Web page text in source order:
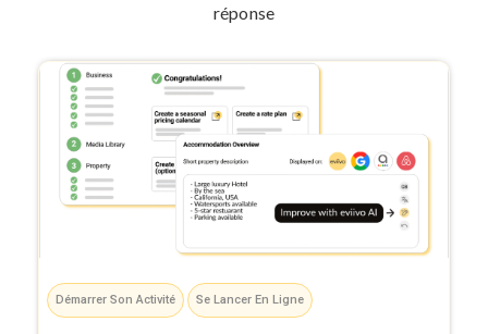
réponse
Démarrer Son Activité Se Lancer En Ligne